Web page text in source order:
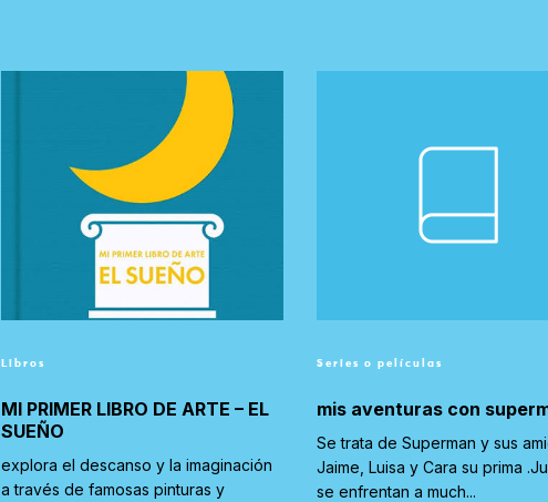
Libros
MI PRIMER LIBRO DE ARTE – EL
SUEÑO
explora el descanso y la imaginación
a través de famosas pinturas y
Series o películas
mis aventuras con
Se trata de Superman y sus
Jaime, Luisa y Cara su prima
se enfrentan a much...